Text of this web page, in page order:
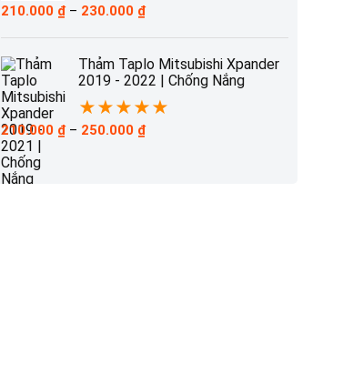
210.000 ₫ – 230.000 ₫Khoảng
từ
210.000 ₫
đến
230.000 ₫
Thảm Taplo Mitsubishi Xpander
2019 - 2022 | Chống Nắng
★★★★★
210.000 ₫ – 250.000 ₫Khoảng